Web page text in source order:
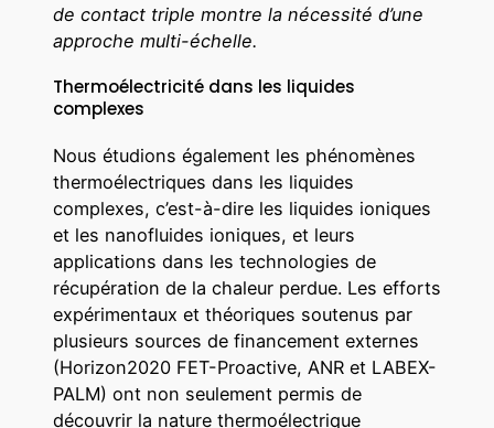
de contact triple montre la nécessité d’une
approche multi-échelle.
Thermoélectricité dans les liquides
complexes
Nous étudions également les phénomènes
thermoélectriques dans les liquides
complexes, c’est-à-dire les liquides ioniques
et les nanofluides ioniques, et leurs
applications dans les technologies de
récupération de la chaleur perdue. Les efforts
expérimentaux et théoriques soutenus par
plusieurs sources de financement externes
(Horizon2020 FET-Proactive, ANR et LABEX-
PALM) ont non seulement permis de
découvrir la nature thermoélectrique